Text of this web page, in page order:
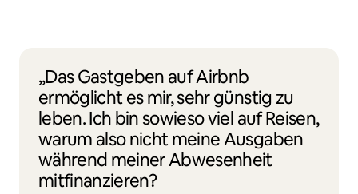
„Das Gastgeben auf Airbnb
ermöglicht es mir, sehr günstig zu
leben. Ich bin sowieso viel auf Reisen,
warum also nicht meine Ausgaben
während meiner Abwesenheit
mitfinanzieren?